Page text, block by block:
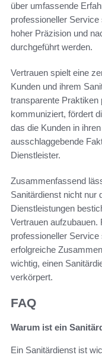
über umfassende
professioneller
hoher Präzision und
durchgeführt werden.
Vertrauen spielt eine
Kunden und ihrem
transparente Praktiken
kommuniziert, fördert
das die Kunden in
ausschlaggebende
Dienstleister.
Zusammenfassend
Sanitärdienst nicht nur
Dienstleistungen
Vertrauen
professioneller Service
erfolgreiche
wichtig, einen
verkörpert.
FAQ
Warum ist ein
Ein Sanitärdienst ist